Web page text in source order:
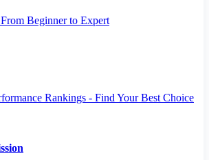
Beginner to Expert
Rankings - Find Your Best Choice